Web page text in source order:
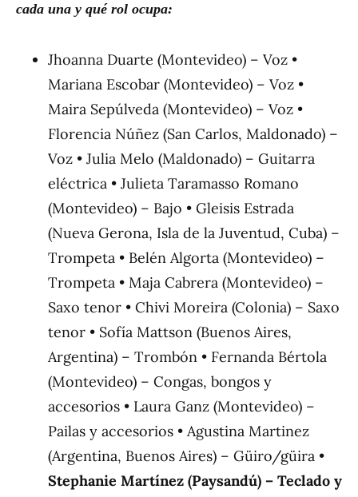
cada una y quérol ocupa:
Jhoanna Duarte (Montevideo) – Voz •
Mariana Escobar (Montevideo) – Voz •
Maira Sepúlveda (Montevideo) – Voz •
Florencia Núñez (San Carlos, Maldonado) –
Voz • Julia Melo (Maldonado) – Guitarra
eléctrica • Julieta Taramasso Romano
(Montevideo) – Bajo • Gleisis Estrada
(Nueva Gerona, Isla de la Juventud, Cuba) –
Trompeta • Belén Algorta (Montevideo) –
Trompeta • Maja Cabrera (Montevideo) –
Saxo tenor • Chivi Moreira (Colonia) – Saxo
tenor • Sofía Mattson (Buenos Aires,
Argentina) – Trombón • Fernanda Bértola
(Montevideo) – Congas, bongos y
accesorios • Laura Ganz (Montevideo) –
Pailas y accesorios • Agustina Martinez
(Argentina, Buenos Aires) – Güiro/güira •
Stephanie Martínez (Paysandú) – Teclado y